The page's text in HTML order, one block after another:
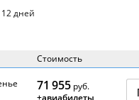
12 дней
Стоимость
71 955 руб.
+авиабилеты